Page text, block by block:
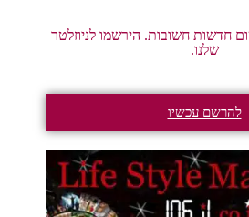
חדשות חשובות. הירשמו לניוזלטר
שלנו.
להרשם עכשיו